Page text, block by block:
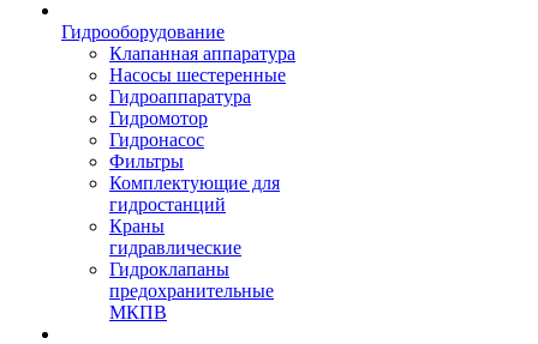
Гидрооборудование
Клапанная аппаратура
Насосы шестеренные
Гидроаппаратура
Гидромотор
Гидронасос
Фильтры
Комплектующие для
гидростанций
Краны
гидравлические
Гидроклапаны
предохранительные
МКПВ